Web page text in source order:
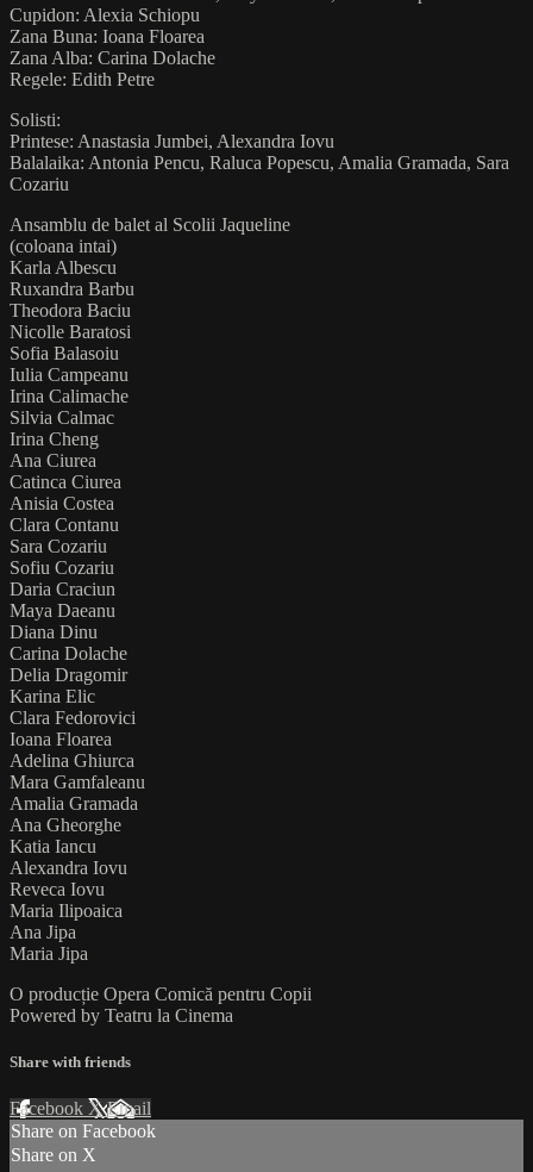
Cupidon: Alexia Schiopu
Zana Buna: Ioana Floarea
Zana Alba: Carina Dolache
Regele: Edith Petre
Solisti:
Printese: Anastasia Jumbei, Alexandra Iovu
Balalaika: Antonia Pencu, Raluca Popescu, Amalia Gramada, Sara
Cozariu
Ansamblu de balet al Scolii Jaqueline
(coloana intai)
Karla Albescu
Ruxandra Barbu
Theodora Baciu
Nicolle Baratosi
Sofia Balasoiu
Iulia Campeanu
Irina Calimache
Silvia Calmac
Irina Cheng
Ana Ciurea
Catinca Ciurea
Anisia Costea
Clara Contanu
Sara Cozariu
Sofiu Cozariu
Daria Craciun
Maya Daeanu
Diana Dinu
Carina Dolache
Delia Dragomir
Karina Elic
Clara Fedorovici
Ioana Floarea
Adelina Ghiurca
Mara Gamfaleanu
Amalia Gramada
Ana Gheorghe
Katia Iancu
Alexandra Iovu
Reveca Iovu
Maria Ilipoaica
Ana Jipa
Maria Jipa
O producție Opera Comică pentru Copii
Powered by Teatru la Cinema
Share with friends
Facebook XEmail
Share on Facebook
Share on X